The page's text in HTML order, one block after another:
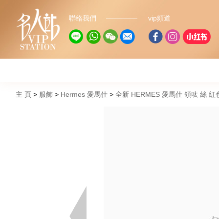
聯絡我們 vip頻道
主 頁 服飾 Hermes 愛馬仕 全新 HERMES 愛馬仕 領呔 絲 紅